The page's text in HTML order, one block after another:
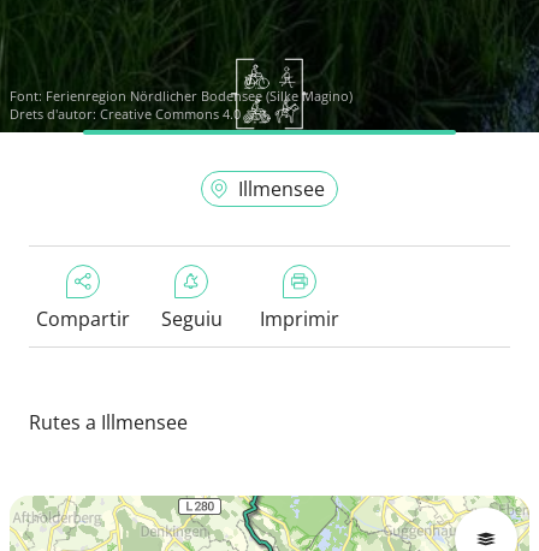
Font: Ferienregion Nördlicher Bodensee (Silke Magino)
Drets d'autor: Creative Commons 4.0
Illmensee
Compartir Seguiu Imprimir
Rutes a Illmensee